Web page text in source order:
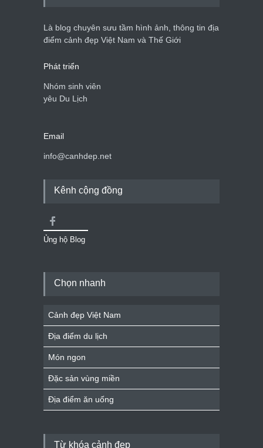
du lịch quốc gia
Cảnh đẹp Việt Nam 24/04/2020
Là blog chuyên sưu tầm hình ảnh, thông tin địa
điểm cảnh đẹp Việt Nam và Thế Giới
Phát triển
Nhóm sinh viên
yêu Du Lịch
Email
info@canhdep.net
Kênh cộng đồng
Ủng hộ Blog
Chọn nhanh
Cảnh đẹp Việt Nam
Địa điểm du lịch
Món ngon
Đặc sản vùng miền
Địa điểm ăn uống
Từ khóa cảnh đẹp